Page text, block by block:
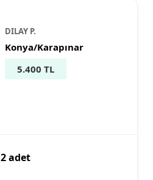
DILAY P.
Konya/Karapınar
5.400 TL
2 adet